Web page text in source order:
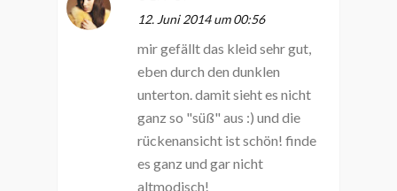
12. Juni 2014 um 00:56
mir gefällt das kleid sehr gut,
eben durch den dunklen
unterton. damit sieht es nicht
ganz so "süß" aus :) und die
rückenansicht ist schön! finde
es ganz und gar nicht
altmodisch!